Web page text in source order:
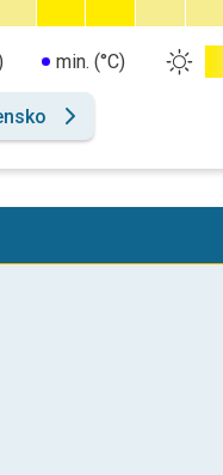
min. (°C)